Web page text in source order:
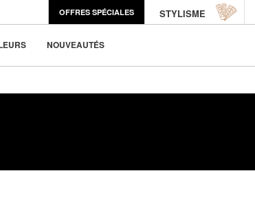
OFFRES SPÉCIALES STYLISME
NOUVEAUTÉS